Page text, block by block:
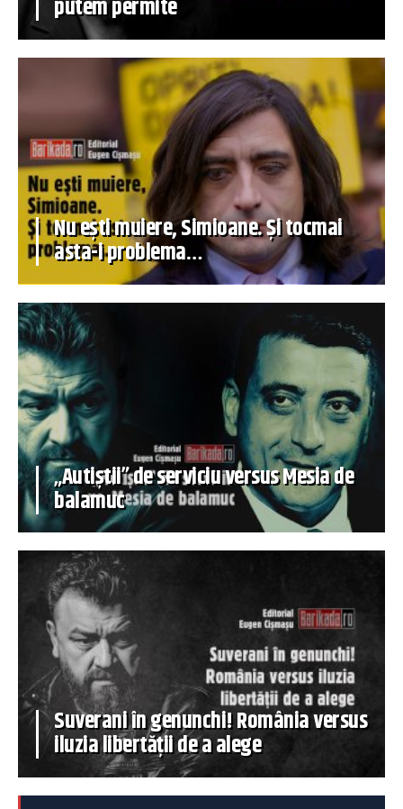
putem permite
Nu ești muiere, Simioane. Și tocmai
asta-i problema…
„Autiștii” de serviciu versus Mesia de
balamuc
Suverani în genunchi! România versus
iluzia libertății de a alege